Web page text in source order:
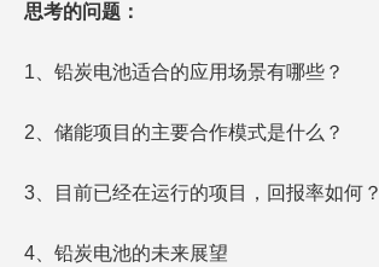
思考的问题：
1、铅炭电池适合的应用场景有哪些？
2、储能项目的主要合作模式是什么？
3、目前已经在运行的项目，回报率如何？
4、铅炭电池的未来展望